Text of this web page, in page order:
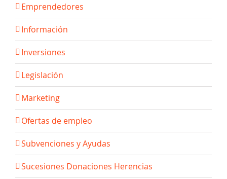
Emprendedores
Información
Inversiones
Legislación
Marketing
Ofertas de empleo
Subvenciones y Ayudas
Sucesiones Donaciones Herencias